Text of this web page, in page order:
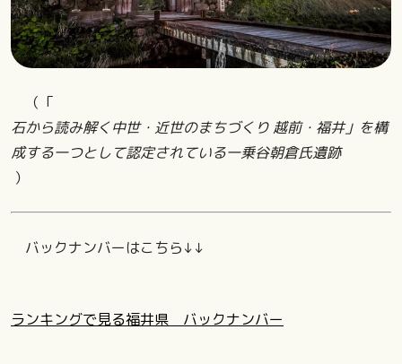
（「
石から読み解く中世・近世のまちづくり 越前・福井」を構
成する一つとして認定されている一乗谷朝倉氏遺跡
）
バックナンバーはこちら↓↓
ランキングで見る福井県 バックナンバー